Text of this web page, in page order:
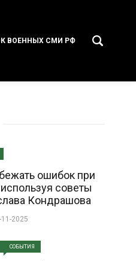
ВОЕННЫХ СМИ РФ
ошибок при
советы
Кондрашова
2025
СОБЫТИЯ